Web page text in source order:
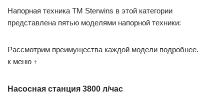
Напорная техника ТМ Sterwins в этой категории
представлена пятью моделями напорной техники:
Рассмотрим преимущества каждой модели подробнее.
к меню ↑
Насосная станция 3800 л/час